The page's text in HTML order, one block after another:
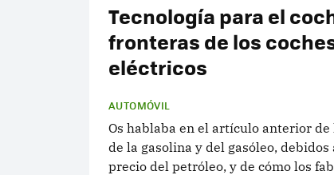
Tecnología para el
fronteras de los
eléctricos
AUTOMÓVIL
Os hablaba en el artículo anterior de
de la gasolina y del gasóleo, debidos
precio del petróleo, y de cómo los